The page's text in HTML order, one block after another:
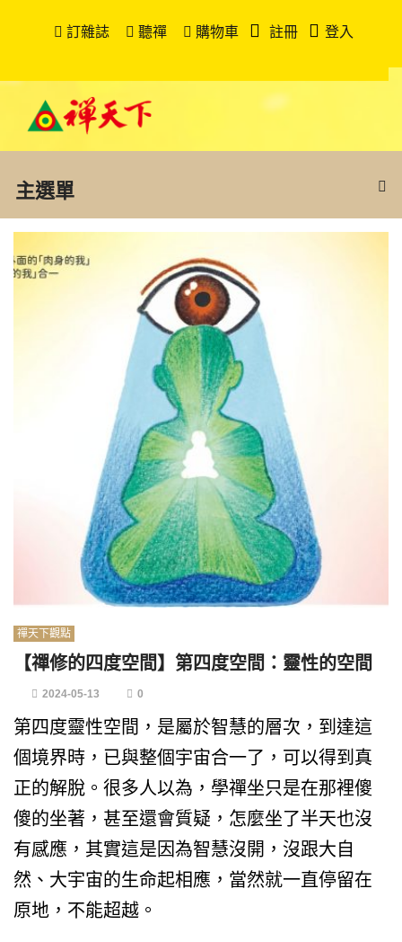
訂雜誌 聽禪 購物車 註冊 登入
主選單
禪天下觀點
【禪修的四度空間】第四度空間：靈性的空間
2024-05-13 0
第四度靈性空間，是屬於智慧的層次，到達這
個境界時，已與整個宇宙合一了，可以得到真
正的解脫。很多人以為，學禪坐只是在那裡傻
傻的坐著，甚至還會質疑，怎麼坐了半天也沒
有感應，其實這是因為智慧沒開，沒跟大自
然、大宇宙的生命起相應，當然就一直停留在
原地，不能超越。